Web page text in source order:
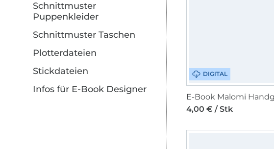
Schnittmuster
Puppenkleider
Schnittmuster Taschen
Plotterdateien
Stickdateien
Infos für E-Book Designer
DIGITAL
4,00 € / Stk